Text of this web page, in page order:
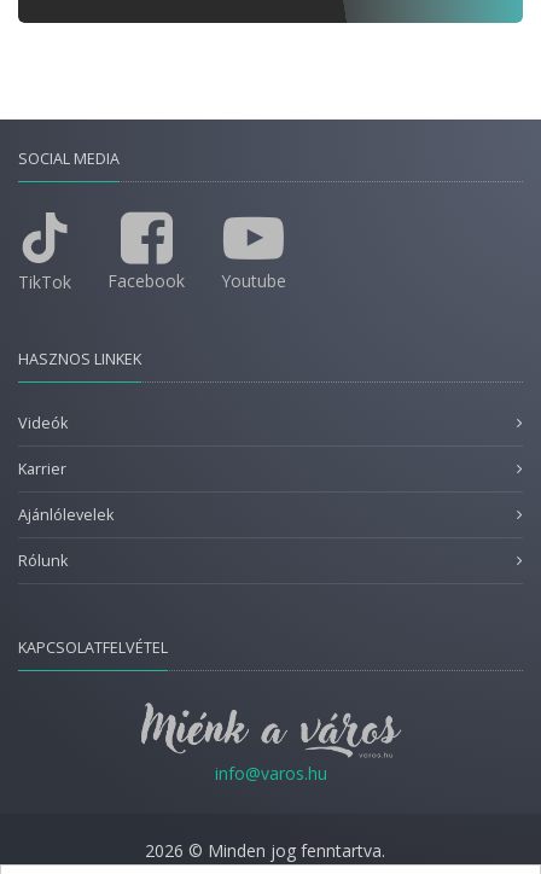
SOCIAL MEDIA
TikTok Facebook Youtube
HASZNOS LINKEK
Videók
Karrier
Ajánlólevelek
Rólunk
KAPCSOLATFELVÉTEL
info@varos.hu
2026 © Minden jog fenntartva.